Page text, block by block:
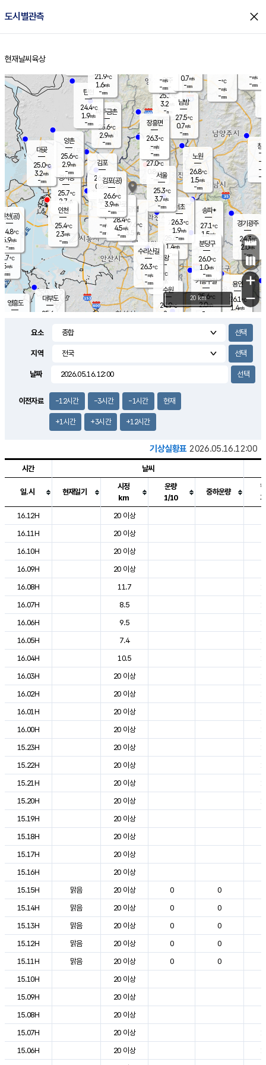
도시별관측 close
홈
현재날씨 육상
의도
℃
m/s
mm
영흥도
양주
25.1℃
3.2
-mm
과천
25.6℃
1.4m/s
- mm
용인
26.1℃
1.4m/s
경기광주
24.3℃
2.0m/s
-mm
2.6m/s
대부도
25.6
경서동
25.7℃
2.7 m/s
-mm
파주금촌
25.6℃
2.9m/s
-mm
-℃
-m/s
-mm
대곶
25.0℃
3.2m/s
-mm
창
-
-m/
-
탄현
24.4℃
1.9m/s
-mm
-m/s
-mm
의왕
- ℃
m/s
mm
김포
26.4℃
0.8 m/s
mm
광명
27.6 ℃
3.5 m/s
-mm
부천
-℃
-m/s
-mm
양촌
25.6℃
2.9m/s
-mm
구로
28.4℃
4.5m/s
-mm
은평
27.0℃
0.8 m/s
- mm
노원
26.8℃
1.5m/s
-mm
송파*
27.1℃
1.5m/s
-mm
서초
26.3℃
1.9m/s
-mm
남방
27.5℃
0.7m/s
-mm
기흥구갈
25.6℃
2.0m/s
-
수리산길
26.3℃
-m/s
-mm
분당구
26.0℃
1.0m/s
-mm
장흥면
26.3℃
-m/s
-mm
-m/s
-mm
인천(공)
24.8℃
5.9m/s
-mm
김포(공)
26.6℃
3.9m/s
-mm
수원
24.9℃
2 m/s
인천
25.4℃
2.3m/s
-mm
서울
25.3℃
3.7m/s
-mm
21.9℃
1.6m/s
-mm
0.7m/s
-mm
+
−
20 km
요소
지역
날짜
이전자료 -12시간 -3시간 -1시간 현재
+1시간 +3시간 +12시간
기상실황표 2026.05.16.12:00
도시별 기상실황표로 지점, 날씨, 기온, 강수, 바람, 기압등을 안내한 표입
시간 날씨
일.시 현재일기
시정
km
운량
1/10
중하운량
16.12H
20 이상
16.11H
20 이상
16.10H
20 이상
16.09H
20 이상
16.08H
11.7
16.07H
8.5
16.06H
9.5
16.05H
7.4
16.04H
10.5
16.03H
20 이상
16.02H
20 이상
16.01H
20 이상
16.00H
20 이상
15.23H
20 이상
15.22H
20 이상
15.21H
20 이상
15.20H
20 이상
15.19H
20 이상
15.18H
20 이상
15.17H
20 이상
15.16H
20 이상
15.15H
맑음 20 이상 0 0
15.14H
맑음 20 이상 0 0
15.13H
맑음 20 이상 0 0
15.12H
맑음 20 이상 0 0
15.11H
맑음 20 이상 0 0
15.10H
20 이상
15.09H
20 이상
15.08H
20 이상
15.07H
20 이상
15.06H
20 이상